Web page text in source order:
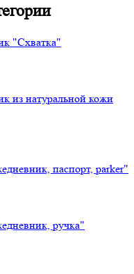
"Схватка"
из натуральной кожи
паспорт, parker"
ручка"